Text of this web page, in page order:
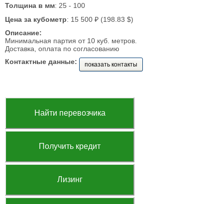
Толщина в мм: 25 - 100
Цена за кубометр: 15 500 ₽ (198.83 $)
Описание:
Минимальная партия от 10 куб. метров.
Доставка, оплата по согласованию
Контактные данные:
показать контакты
Найти перевозчика
Получить кредит
Лизинг